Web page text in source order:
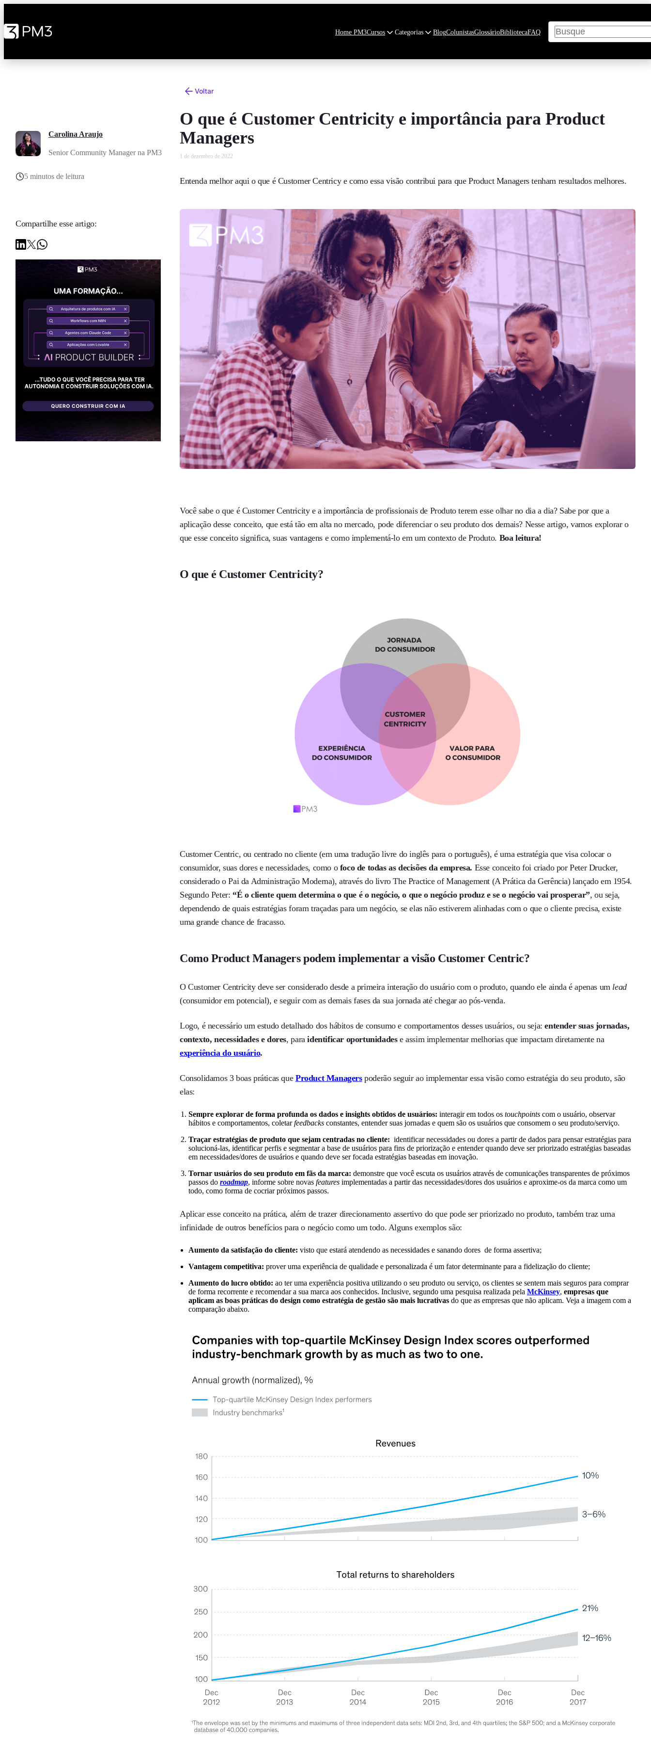
Home PM3Cursos Categorias BlogColunistasGlossárioBibliotecaFAQ
Pesquisar
Voltar
Carolina Araujo
Senior Community Manager na PM3
5 minutos de leitura
Compartilhe esse artigo:
O que é Customer Centricity e importância para Product
Managers
1 de dezembro de 2022
Entenda melhor aqui o que é Customer Centricy e como essa visão contribui para que Product Managers tenham resultados melhores.
Você sabe o que é Customer Centricity e a importância de profissionais de Produto terem esse olhar no dia a dia? Sabe por que a
aplicação desse conceito, que está tão em alta no mercado, pode diferenciar o seu produto dos demais? Nesse artigo, vamos explorar o
que esse conceito significa, suas vantagens e como implementá-lo em um contexto de Produto. Boa leitura!
O que é Customer Centricity?
Customer Centric, ou centrado no cliente (em uma tradução livre do inglês para o português), é uma estratégia que visa colocar o
consumidor, suas dores e necessidades, como o foco de todas as decisões da empresa. Esse conceito foi criado por Peter Drucker,
considerado o Pai da Administração Moderna), através do livro The Practice of Management (A Prática da Gerência) lançado em 1954.
Segundo Peter: “É o cliente quem determina o que é o negócio, o que o negócio produz e se o negócio vai prosperar”, ou seja,
dependendo de quais estratégias foram traçadas para um negócio, se elas não estiverem alinhadas com o que o cliente precisa, existe
uma grande chance de fracasso.
Como Product Managers podem implementar a visão Customer Centric?
O Customer Centricity deve ser considerado desde a primeira interação do usuário com o produto, quando ele ainda é apenas um lead
(consumidor em potencial), e seguir com as demais fases da sua jornada até chegar ao pós-venda.
Logo, é necessário um estudo detalhado dos hábitos de consumo e comportamentos desses usuários, ou seja: entender suas jornadas,
contexto, necessidades e dores, paraidentificar oportunidadese assim implementar melhorias que impactam diretamente na
experiência do usuário.
Consolidamos 3 boas práticas que Product Managerspoderão seguir ao implementar essa visão como estratégia do seu produto, são
elas:
Sempre explorar de forma profunda os dados e insights obtidos de usuários: interagir em todos os touchpoints com o usuário, observar
hábitos e comportamentos, coletarfeedbacks constantes, entender suas jornadas e quem são os usuários que consomem o seu produto/serviço.
Traçar estratégias de produto que sejam centradas no cliente: identificar necessidades ou dores a partir de dados para pensar estratégias para
solucioná-las, identificar perfis e segmentar a base de usuários para fins de priorização e entender quando deve ser priorizado estratégias baseadas
em necessidades/dores de usuários e quando deve ser focada estratégias baseadas em inovação.
Tornar usuários do seu produto em fãs da marca: demonstre que você escuta os usuários através de comunicações transparentes de próximos
passos do roadmap, informe sobre novas features implementadas a partir das necessidades/dores dos usuários e aproxime-os da marca como um
todo, como forma de cocriar próximos passos.
Aplicar esse conceito na prática, além de trazer direcionamento assertivo do que pode ser priorizado no produto, também traz uma
infinidade de outros benefícios para o negócio como um todo. Alguns exemplos são:
Aumento da satisfação do cliente: visto que estará atendendo as necessidades e sanando dores de forma assertiva;
Vantagem competitiva: prover uma experiência de qualidade e personalizada é um fator determinante para a fidelização do cliente;
Aumento do lucro obtido: ao ter uma experiência positiva utilizando o seu produto ou serviço, os clientes se sentem mais seguros para comprar
de forma recorrente e recomendar a sua marca aos conhecidos. Inclusive, segundo uma pesquisa realizada pela McKinsey, empresas que
aplicam as boas práticas do design como estratégia de gestão são mais lucrativas do que as empresas que não aplicam. Veja a imagem com a
comparação abaixo.